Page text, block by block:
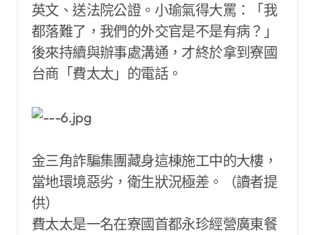
英文、送法院公證。小瑜氣得大罵：「我
都落難了，我們的外交官是不是有病？」
後來持續與辦事處溝通，才終於拿到寮國
台商「費太太」的電話。
金三角詐騙集團藏身這棟施工中的大樓，
當地環境惡劣，衛生狀況極差。（讀者提
供）
費太太是一名在寮國首都永珍經營廣東餐